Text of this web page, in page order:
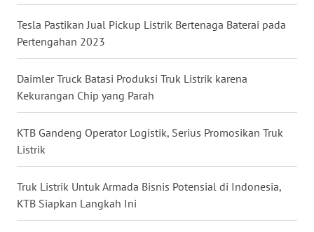
Tesla Pastikan Jual Pickup Listrik Bertenaga Baterai pada
Pertengahan 2023
Daimler Truck Batasi Produksi Truk Listrik karena
Kekurangan Chip yang Parah
KTB Gandeng Operator Logistik, Serius Promosikan Truk
Listrik
Truk Listrik Untuk Armada Bisnis Potensial di Indonesia,
KTB Siapkan Langkah Ini
WN
KALTARA
WN
KALSEL
WN
KALTIM
WN